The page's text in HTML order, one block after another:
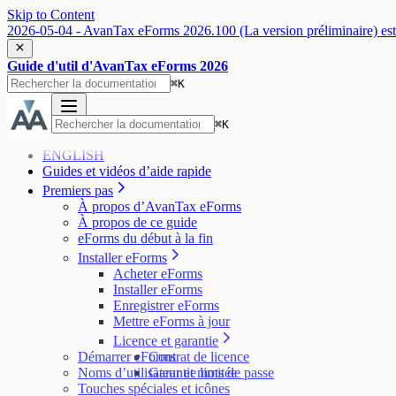
Skip to Content
2026-05-04 - AvanTax eForms 2026.100 (La version préliminaire)
Guide d'util d'AvanTax eForms 2026
⌘K
⌘K
ENGLISH
Guides et vidéos d’aide rapide
Premiers pas
À propos d’AvanTax eForms
À propos de ce guide
eForms du début à la fin
Installer eForms
Acheter eForms
Installer eForms
Enregistrer eForms
Mettre eForms à jour
Licence et garantie
Contrat de licence
Garantie limitée
Démarrer eForms
Noms d’utilisateur et mots de passe
Touches spéciales et icônes